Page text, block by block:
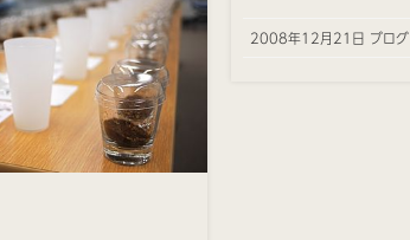
2008年12月21日 ブログ